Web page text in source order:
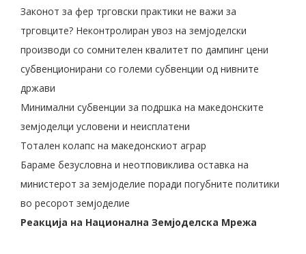
Законот за фер трговски практики не важи за
трговците? Неконтролиран увоз на земјоделски
производи со сомнителен квалитет по дампинг цени
субвенционирани со големи субвенции од нивните
држави
Минимални субвенции за подршка на македонските
земјоделци условени и неисплатени
Тотален колапс на македонскиот аграр
Бараме безусловна и неотповиклива оставка на
министерот за земјоделие поради погубните политики
во ресорот земјоделие
Реакција на Национална Земјоделска Мрежа